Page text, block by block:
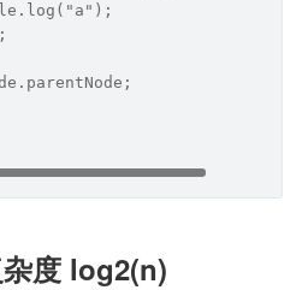
度 log2(n)